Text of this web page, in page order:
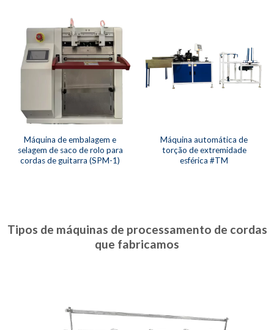
Máquina de embalagem e
selagem de saco de rolo para
cordas de guitarra (SPM-1)
Máquina automática de
torção de extremidade
esférica #TM
Tipos de máquinas de processamento de cordas
que fabricamos